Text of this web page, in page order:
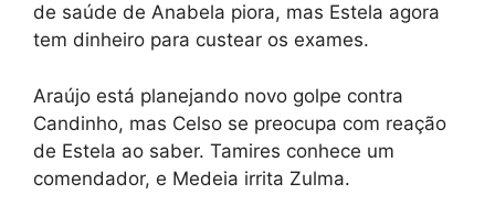
de saúde de Anabela piora, mas Estela agora
tem dinheiro para custear os exames.
Araújo está planejando novo golpe contra
Candinho, mas Celso se preocupa com reação
de Estela ao saber. Tamires conhece um
comendador, e Medeia irrita Zulma.